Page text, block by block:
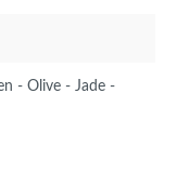
- Olive - Jade -